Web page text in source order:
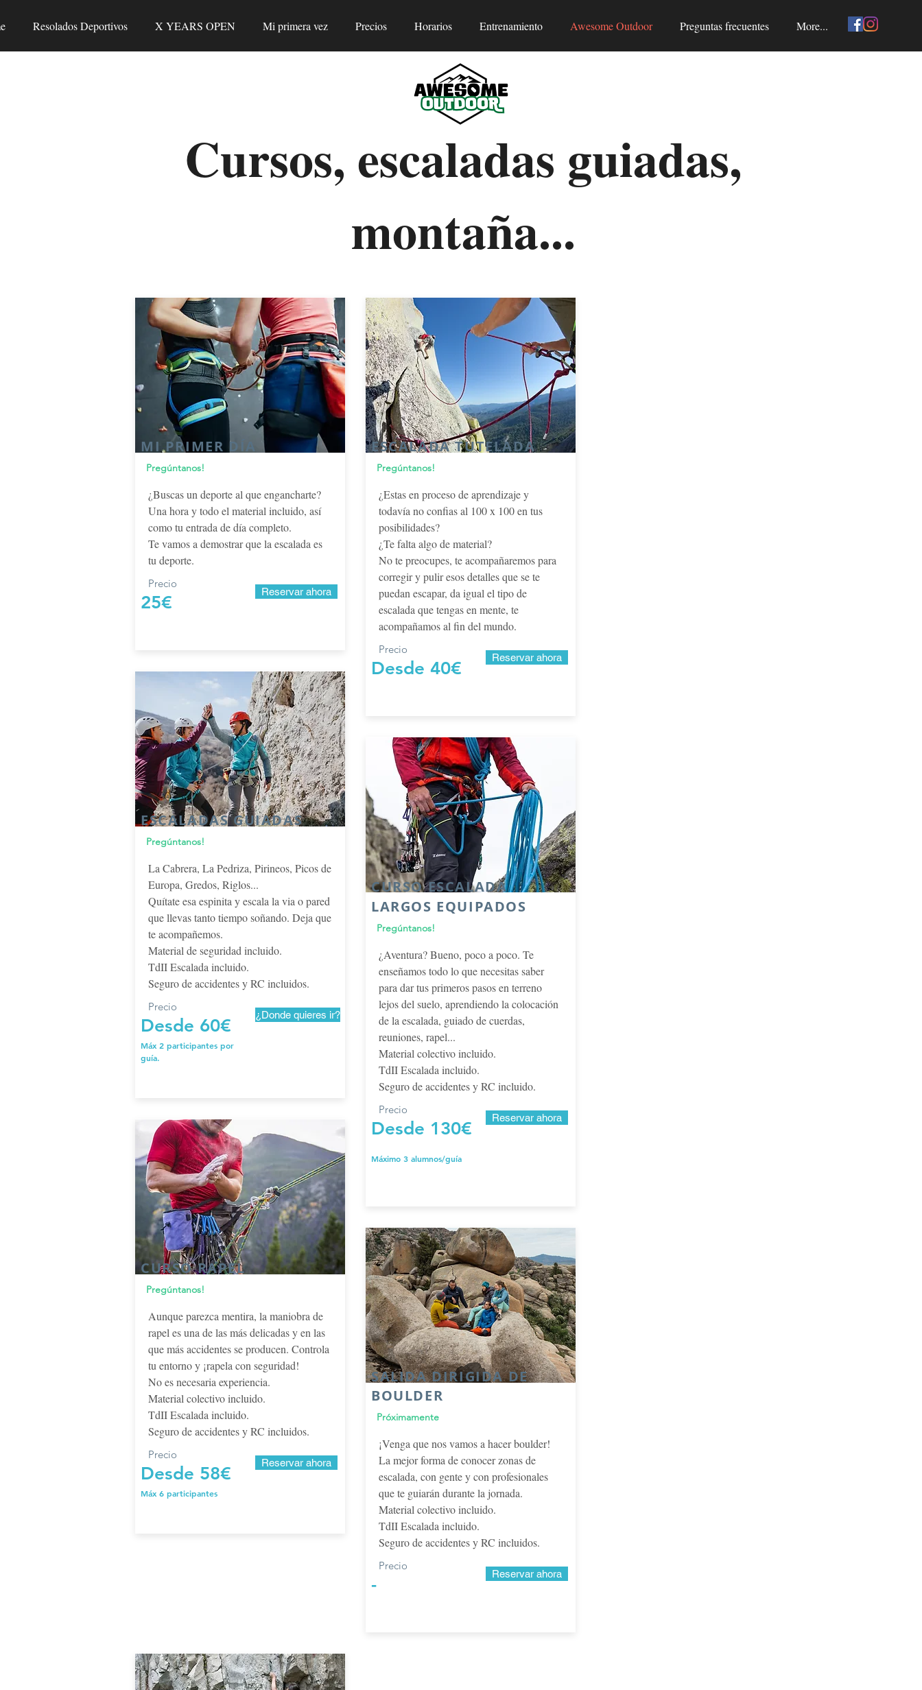
Resolados Deportivos X YEARS OPEN Mi primera vez Precios Horarios Entrenamiento Awesome Outdoor Preguntas frecuentes More...
Cursos, escaladas guiadas,
montaña...
MI PRIMER DÍA
Pregúntanos!
¿Buscas un deporte al que engancharte?
Una hora y todo el material incluido, así
como tu entrada de día completo.
Te vamos a demostrar que la escalada es
tu deporte.
Precio
25€
Reservar ahora
ESCALADAS GUIADAS
Pregúntanos!
La Cabrera, La Pedriza, Pirineos, Picos de
Europa, Gredos, Riglos...
Quítate esa espinita y escala la via o pared
que llevas tanto tiempo soñando. Deja que
te acompañemos.
Material de seguridad incluido.
TdII Escalada incluido.
Seguro de accidentes y RC incluidos.
Precio
Desde 60€
Máx 2 participantes por
guía.
¿Donde quieres ir?
CURSO RAPEL
Pregúntanos!
Aunque parezca mentira, la maniobra de
rapel es una de las más delicadas y en las
que más accidentes se producen. Controla
tu entorno y ¡rapela con seguridad!
No es necesaria experiencia.
Material colectivo incluido.
TdII Escalada incluido.
Seguro de accidentes y RC incluidos.
Precio
Desde 58€
Máx 6 participantes
Reservar ahora
ESCALADA TUTELADA
Pregúntanos!
¿Estas en proceso de aprendizaje y
todavía no confias al 100 x 100 en tus
posibilidades?
¿Te falta algo de material?
No te preocupes, te acompañaremos para
corregir y pulir esos detalles que se te
puedan escapar, da igual el tipo de
escalada que tengas en mente, te
acompañamos al fin del mundo.
Precio
Desde 40€
Reservar ahora
CURSO ESCALADA
LARGOS EQUIPADOS
Pregúntanos!
¿Aventura? Bueno, poco a poco. Te
enseñamos todo lo que necesitas saber
para dar tus primeros pasos en terreno
lejos del suelo, aprendiendo la colocación
de la escalada, guiado de cuerdas,
reuniones, rapel...
Material colectivo incluido.
TdII Escalada incluido.
Seguro de accidentes y RC incluido.
Precio
Desde 130€
Máximo 3 alumnos/guía
Reservar ahora
SALIDA DIRIGIDA DE
BOULDER
Próximamente
¡Venga que nos vamos a hacer boulder!
La mejor forma de conocer zonas de
escalada, con gente y con profesionales
que te guiarán durante la jornada.
Material colectivo incluido.
TdII Escalada incluido.
Seguro de accidentes y RC incluidos.
Precio
-
Reservar ahora